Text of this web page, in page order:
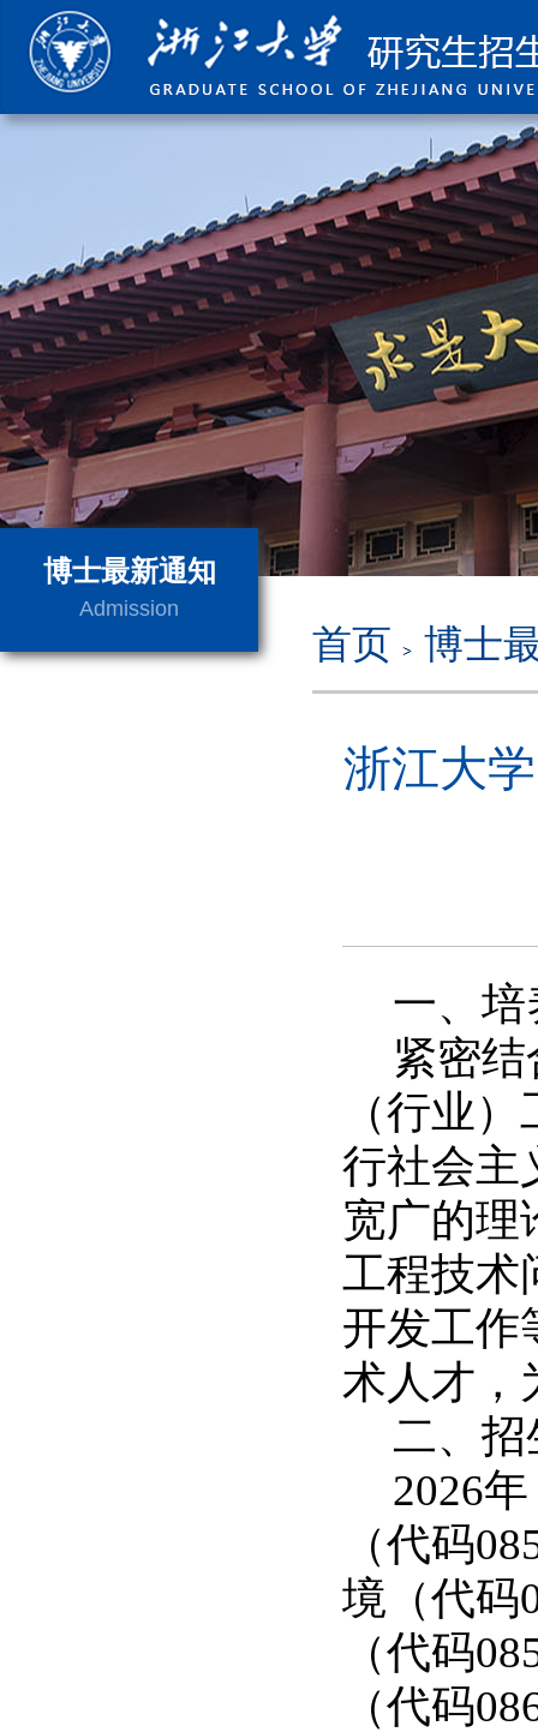
博士最新通知
Admission
首页 博士
浙江大
一、
紧密
（行业
行社会主
宽广的理
工程技术
开发工作
术人才，
二、
2026
（代码
境（代码
（代码
（代码